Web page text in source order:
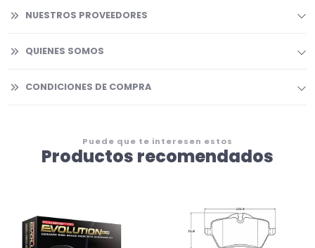
NUESTROS PROVEEDORES
QUIENES SOMOS
CONDICIONES DE COMPRA
Puede que te interesen estos
Productos recomendados